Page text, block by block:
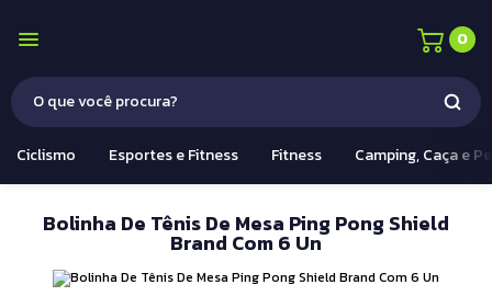
0
Ciclismo Esportes e Fitness Fitness Camping, Caça e
Bolinha De Tênis De Mesa Ping Pong Shield
Brand Com 6 Un